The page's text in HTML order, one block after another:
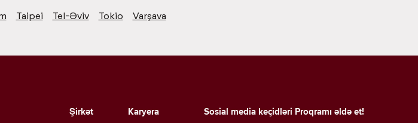
Taipei Tel-Əviv Tokio Varşava
Sosial media keçidləri
Karyera
Şirkət Proqramı əldə et!